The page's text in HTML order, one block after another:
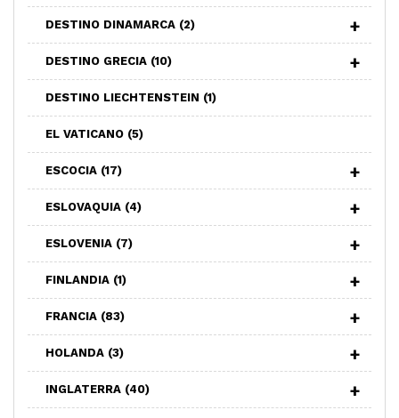
DESTINO DINAMARCA (2)
DESTINO GRECIA (10)
DESTINO LIECHTENSTEIN (1)
EL VATICANO (5)
ESCOCIA (17)
ESLOVAQUIA (4)
ESLOVENIA (7)
FINLANDIA (1)
FRANCIA (83)
HOLANDA (3)
INGLATERRA (40)